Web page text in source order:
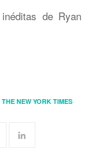
THE NEW YORK TIMES